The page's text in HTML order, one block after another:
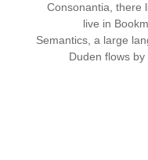
Consonantia, there
live in
Semantics, a large
Duden flows